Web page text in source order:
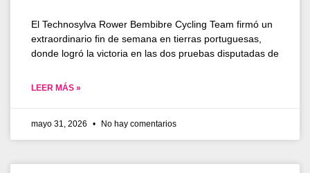
El Technosylva Rower Bembibre Cycling Team firmó un
extraordinario fin de semana en tierras portuguesas,
donde logró la victoria en las dos pruebas disputadas de
LEER MÁS »
mayo 31, 2026 No hay comentarios